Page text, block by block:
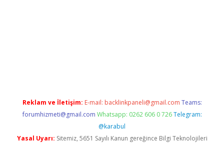
Reklam ve İletişim: E-mail: backlinkpaneli@gmail.com Teams:
forumhizmeti@gmail.com Whatsapp: 0262 606 0 726 Telegram:
@karabul
Yasal Uyarı: Sitemiz, 5651 Sayılı Kanun gereğince Bilgi Teknolojileri